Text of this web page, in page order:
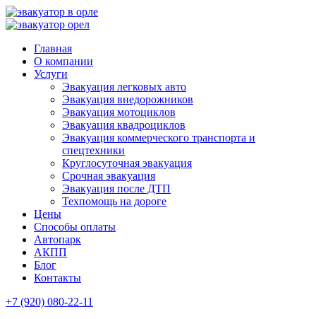
Главная
О компании
Услуги
Эвакуация легковых авто
Эвакуация внедорожников
Эвакуация мотоциклов
Эвакуация квадроциклов
Эвакуация коммерческого транспорта и
спецтехники
Круглосуточная эвакуация
Срочная эвакуация
Эвакуация после ДТП
Техпомощь на дороге
Цены
Способы оплаты
Автопарк
АКПП
Блог
Контакты
+7 (920) 080-22-11